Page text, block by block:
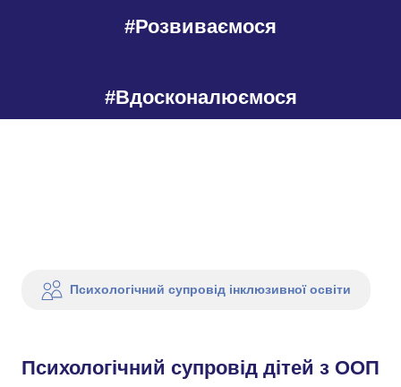
#Розвиваємося
#Вдосконалюємося
Психологічний супровід інклюзивної освіти
Психологічний супровід дітей з ООП